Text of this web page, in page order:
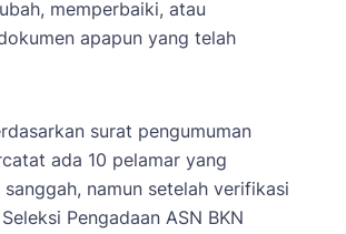
memperbaiki, atau
apapun yang telah
surat pengumuman
ada 10 pelamar yang
sanggah, namun setelah verifikasi
Pengadaan ASN BKN